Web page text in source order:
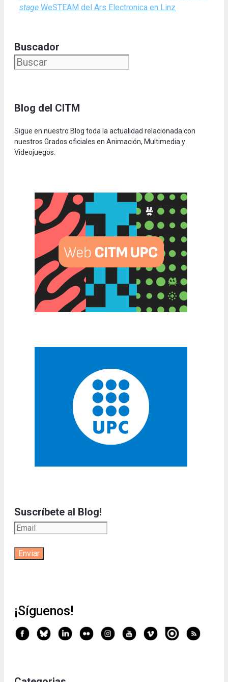
stage WeSTEAM del Ars Electronica en Linz
Buscador
Blog del CITM
Sigue en nuestro Blog toda la actualidad relacionada con
nuestros Grados oficiales en Animación, Multimedia y
Videojuegos.
Suscríbete al Blog!
¡Síguenos!